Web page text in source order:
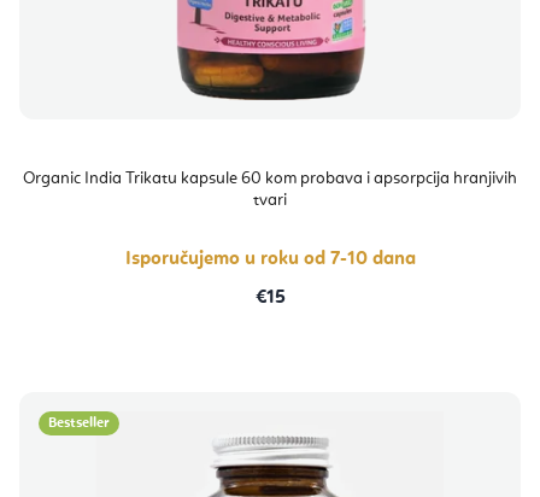
Organic India Trikatu kapsule 60 kom probava i apsorpcija hranjivih
tvari
Isporučujemo u roku od 7-10 dana
€15
Bestseller